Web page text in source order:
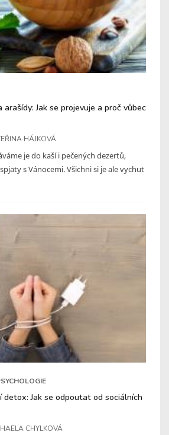
Jak se projevuje a proč vůbec
HÁJKOVÁ
je do kaší i pečených dezertů,
s Vánocemi. Všichni si je ale vychut
Jak se odpoutat od sociálních
CHYLKOVÁ